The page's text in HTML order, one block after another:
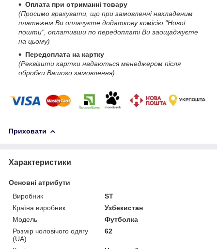
Оплата при отриманні товару
(Просимо врахувати, що при замовленні накладеним
платежем Ви оплачуєте додаткову комісію "Нової
пошти", оплативши по передоплаті Ви заощаджуєте
на цьому)
Передоплата на картку
(Реквізити картки надаються менеджером після
обробки Вашого замовлення)
Приховати
Характеристики
Основні атрибути
Виробник
ST
Країна виробник
Узбекистан
Модель
Футболка
Розмір чоловічого одягу
(UA)
62